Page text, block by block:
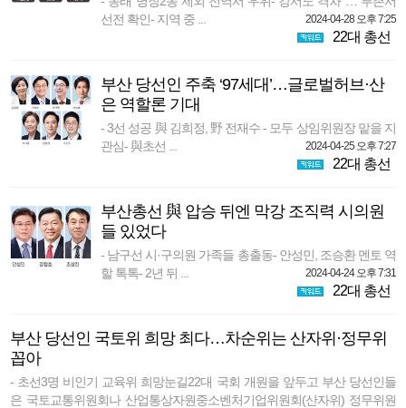
선전 확인- 지역 중 ...
2024-04-28 오후 7:25
22대 총선
부산 당선인 주축 ‘97세대’…글로벌허브·산
은 역할론 기대
- 3선 성공 與 김희정, 野 전재수 - 모두 상임위원장 맡을 지
관심- 與초선 ...
2024-04-25 오후 7:27
22대 총선
부산총선 與 압승 뒤엔 막강 조직력 시의원
들 있었다
- 남구선 시·구의원 가족들 총출동- 안성민, 조승환 멘토 역
할 톡톡- 2년 뒤 ...
2024-04-24 오후 7:31
22대 총선
부산 당선인 국토위 희망 최다…차순위는 산자위·정무위
꼽아
- 초선3명 비인기 교육위 희망눈길22대 국회 개원을 앞두고 부산 당선인들
은 국토교통위원회나 산업통상자원중소벤처기업위원회(산자위) 정무위원